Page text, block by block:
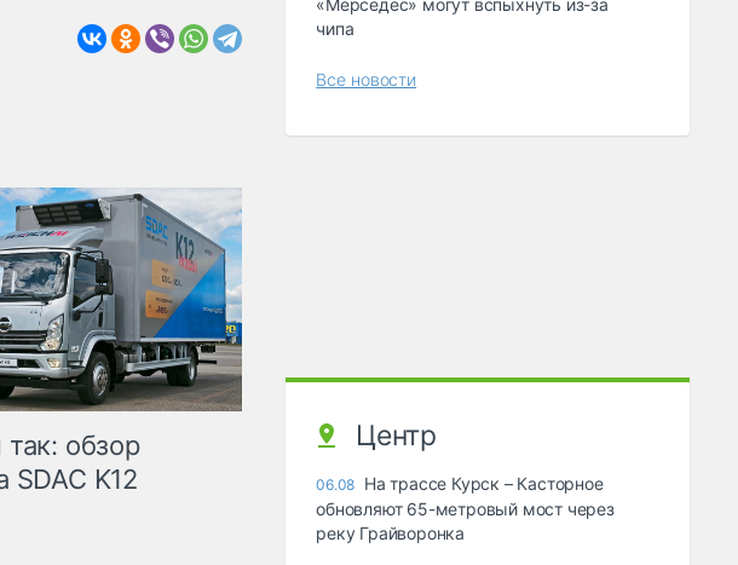
обзор
SDAC K12
«Мерседес» могут вспыхнуть из-за
чипа
Все новости
Центр
06.08 На трассе Курск – Касторное
обновляют 65-метровый мост через
реку Грайворонка